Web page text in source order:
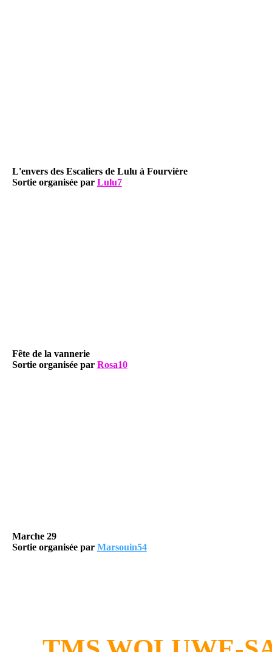
L'envers des Escaliers de Lulu à Fourvière
Sortie organisée par Lulu7
Fête de la vannerie
Sortie organisée par Rosa10
Marche 29
Sortie organisée par Marsouin54